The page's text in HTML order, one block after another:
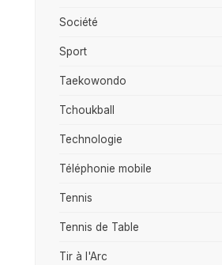
Société
Sport
Taekowondo
Tchoukball
Technologie
Téléphonie mobile
Tennis
Tennis de Table
Tir à l'Arc